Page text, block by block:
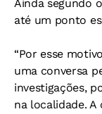
Ainda segundo
até um ponto
“Por esse
uma conversa
investigações,
na localidade. A